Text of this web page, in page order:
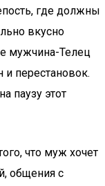
где должны
вкусно
мужчина-Телец
перестановок.
паузу этот
что муж хочет
общения с